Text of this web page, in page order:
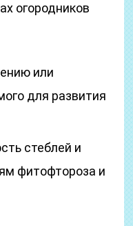
огородников
или
для развития
стеблей и
фитофтороза и